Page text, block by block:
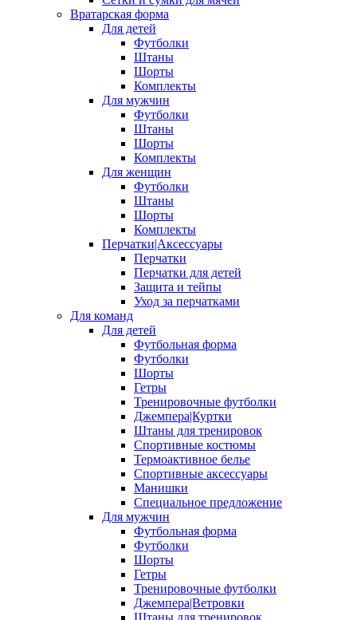
Вратарская форма
Для детей
Футболки
Штаны
Шорты
Комплекты
Для мужчин
Футболки
Штаны
Шорты
Комплекты
Для женщин
Футболки
Штаны
Шорты
Комплекты
Перчатки|Аксессуары
Перчатки
Перчатки для детей
Защита и тейпы
Уход за перчатками
Для команд
Для детей
Футбольная форма
Футболки
Шорты
Гетры
Тренировочные футболки
Джемпера|Куртки
Штаны для тренировок
Спортивные костюмы
Термоактивное белье
Спортивные аксессуары
Манишки
Специальное предложение
Для мужчин
Футбольная форма
Футболки
Шорты
Гетры
Тренировочные футболки
Джемпера|Ветровки
Штаны для тренировок